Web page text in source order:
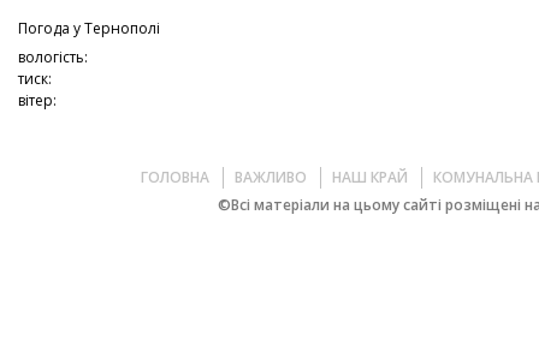
Погода уТернополі
вологість:
тиск:
вітер:
ГОЛОВНА ВАЖЛИВО НАШ КРАЙ
КОМУНАЛЬНА
©Всі матеріали на цьому сайті розміщені